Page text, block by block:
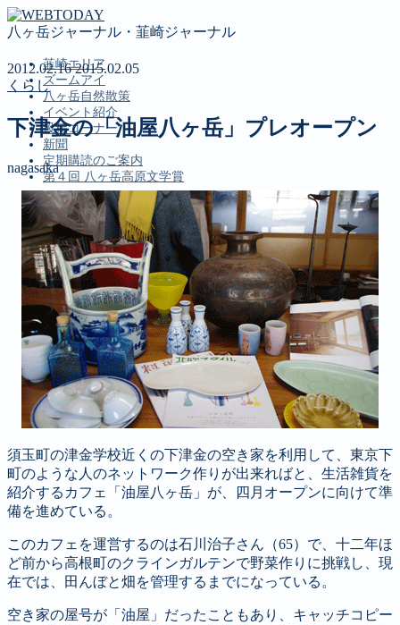
八ヶ岳ジャーナル・韮崎ジャーナル
韮崎エリア
ズームアイ
八ヶ岳自然散策
イベント紹介
投稿コーナー
新聞
定期購読のご案内
第４回 八ヶ岳高原文学賞
MENU
韮崎エリア
ズームアイ
八ヶ岳自然散策
イベント紹介
投稿コーナー
新聞
定期購読のご案内
第４回 八ヶ岳高原文学賞
2012.02.162015.02.05
くらし
下津金の「油屋八ヶ岳」プレオープン
nagasaka
須玉町の津金学校近くの下津金の空き家を利用して、東京下
町のような人のネットワーク作りが出来ればと、生活雑貨を
紹介するカフェ「油屋八ヶ岳」が、四月オープンに向けて準
備を進めている。
このカフェを運営するのは石川治子さん（65）で、十二年ほ
ど前から高根町のクラインガルテンで野菜作りに挑戦し、現
在では、田んぼと畑を管理するまでになっている。
空き家の屋号が「油屋」だったこともあり、キャッチコピー